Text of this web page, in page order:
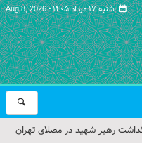
شنبه ۱۷ مرداد ۱۴۰۵ - Aug 8, 2026
رهبر شهید در مصلای تهران